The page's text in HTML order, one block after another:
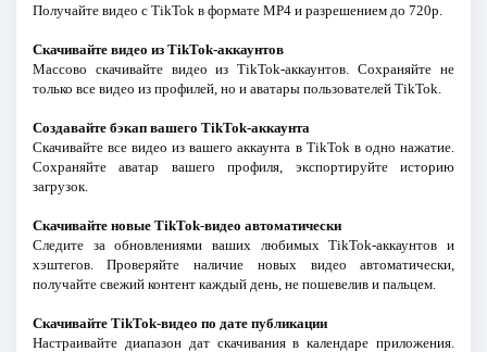
Получайте видео с TikTok в формате MP4 и разрешением до 720p.
Скачивайте видео из TikTok-аккаунтов
Массово скачивайте видео из TikTok-аккаунтов. Сохраняйте не
только все видео из профилей, но и аватары пользователей TikTok.
Создавайте бэкап вашего TikTok-аккаунта
Скачивайте все видео из вашего аккаунта в TikTok в одно нажатие.
Сохраняйте аватар вашего профиля, экспортируйте историю
загрузок.
Скачивайте новые TikTok-видео автоматически
Следите за обновлениями ваших любимых TikTok-аккаунтов и
хэштегов. Проверяйте наличие новых видео автоматически,
получайте свежий контент каждый день, не пошевелив и пальцем.
Скачивайте TikTok-видео по дате публикации
Настраивайте диапазон дат скачивания в календаре приложения.